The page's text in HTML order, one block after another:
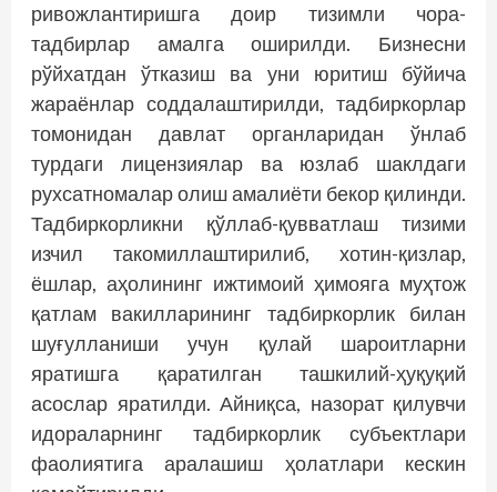
ривожлантиришга доир тизимли чора-
тадбирлар амалга оширилди. Бизнесни
рўйхатдан ўтказиш ва уни юритиш бўйича
жараёнлар соддалаштирилди, тадбиркорлар
томонидан давлат органларидан ўнлаб
турдаги лицензиялар ва юзлаб шаклдаги
рухсатномалар олиш амалиёти бекор қилинди.
Тадбиркорликни қўллаб-қувватлаш тизими
изчил такомиллаштирилиб, хотин-қизлар,
ёшлар, аҳолининг ижтимоий ҳимояга муҳтож
қатлам вакилларининг тадбиркорлик билан
шуғулланиши учун қулай шароитларни
яратишга қаратилган ташкилий-ҳуқуқий
асослар яратилди. Айниқса, назорат қилувчи
идораларнинг тадбиркорлик субъектлари
фаолиятига аралашиш ҳолатлари кескин